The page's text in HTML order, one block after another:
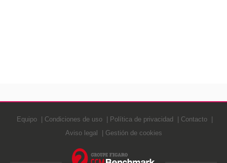
Equipo Condiciones de uso Política de privacidad
Contacto
Aviso legal
Gestión de cookies